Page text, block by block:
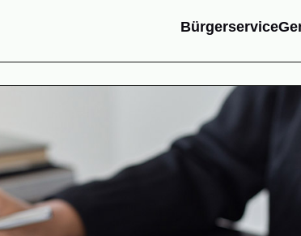
Bürgerservice